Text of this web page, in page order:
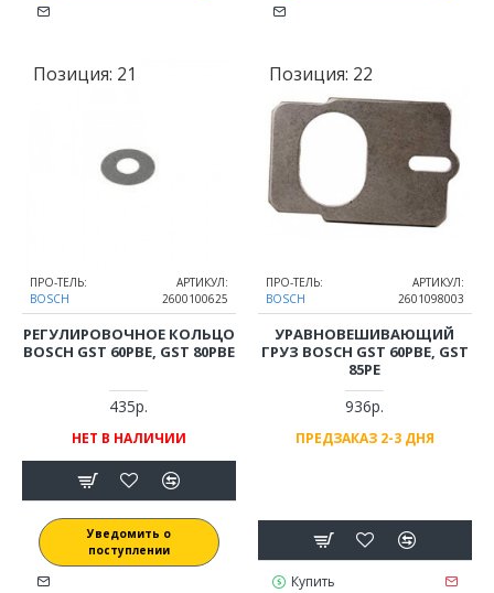
Позиция: 21
ПРО-ТЕЛЬ:
BOSCH
АРТИКУЛ:
2600100625
РЕГУЛИРОВОЧНОЕ КОЛЬЦО
BOSCH GST 60PBE, GST 80PBE
435р.
НЕТ В НАЛИЧИИ
Уведомить о
поступлении
Позиция: 22
ПРО-ТЕЛЬ:
BOSCH
АРТИКУЛ:
2601098003
УРАВНОВЕШИВАЮЩИЙ
ГРУЗ BOSCH GST 60PBE, GST
85PE
936р.
ПРЕДЗАКАЗ 2-3 ДНЯ
Купить